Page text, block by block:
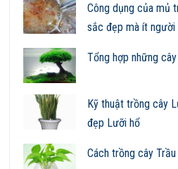
Công dụng của mủ
sắc đẹp mà ít
Tổng hợp những
Kỹ thuật trồng cây
đẹp Lưỡi hổ
Cách trồng cây